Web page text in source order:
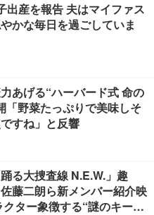
出産を報告 夫はマイファス
かな毎日を過ごしていま
あげる“ハーバード式 命の
「野菜たっぷりで美味しそ
すね」と反響
る大捜査線 N.E.W.」趣
藤二朗ら新メンバー紹介映
ター象徴する“謎のキーワ